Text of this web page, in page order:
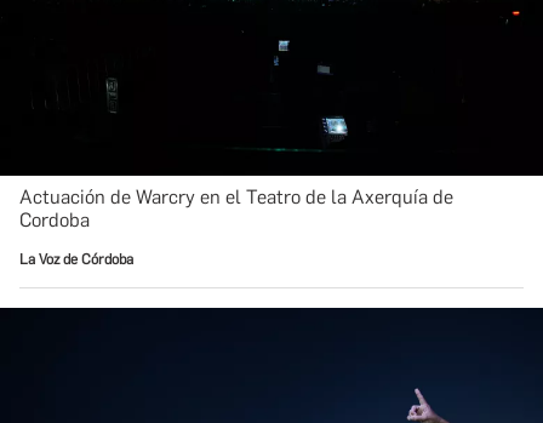
Actuación de Warcry en el Teatro de la Axerquía de
Cordoba
La Voz de Córdoba